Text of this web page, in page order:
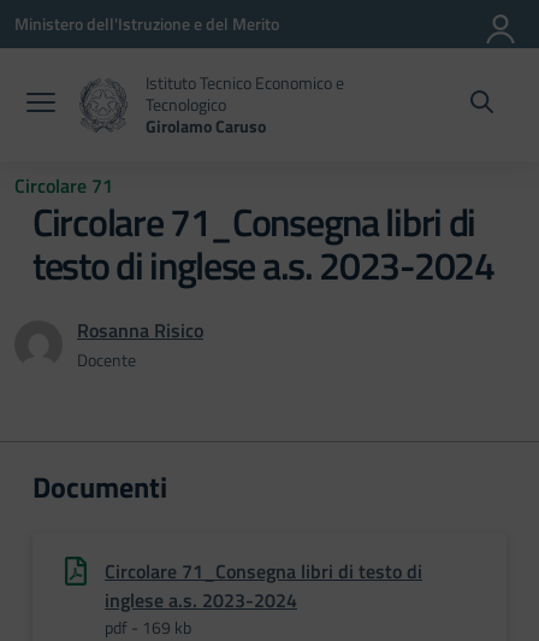
Vai ai contenuti
Vai al menu di navigazione
Vai al footer
Ministero dell'Istruzione e del Merito
Istituto Tecnico Economico e
Tecnologico
Girolamo Caruso
Circolare 71
Circolare 71_Consegna libri di
testo di inglese a.s. 2023-2024
Rosanna Risico
Docente
Documenti
Circolare 71_Consegna libri di testo di
inglese a.s. 2023-2024
pdf - 169 kb